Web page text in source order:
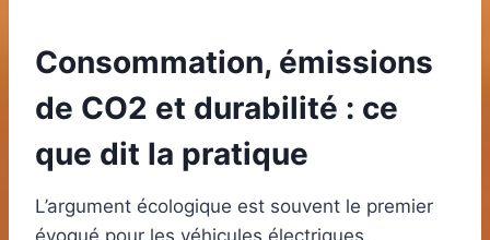
Consommation, émissions
de CO2 et durabilité : ce
que dit la pratique
L’argument écologique est souvent le premier